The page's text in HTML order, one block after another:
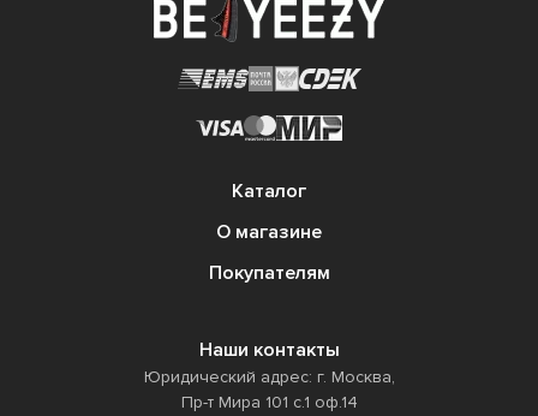
Каталог
О магазине
Покупателям
Наши контакты
Юридический адрес: г. Москва,
Пр-т Мира 101 с.1 оф.14